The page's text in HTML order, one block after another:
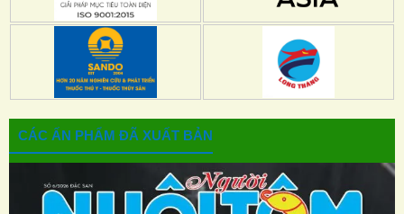
CÁC ẤN PHẨM ĐÃ XUẤT BẢN